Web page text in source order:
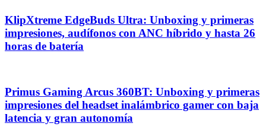
KlipXtreme EdgeBuds Ultra: Unboxing y primeras
impresiones, audífonos con ANC híbrido y hasta 26
horas de batería
Primus Gaming Arcus 360BT: Unboxing y primeras
impresiones del headset inalámbrico gamer con baja
latencia y gran autonomía